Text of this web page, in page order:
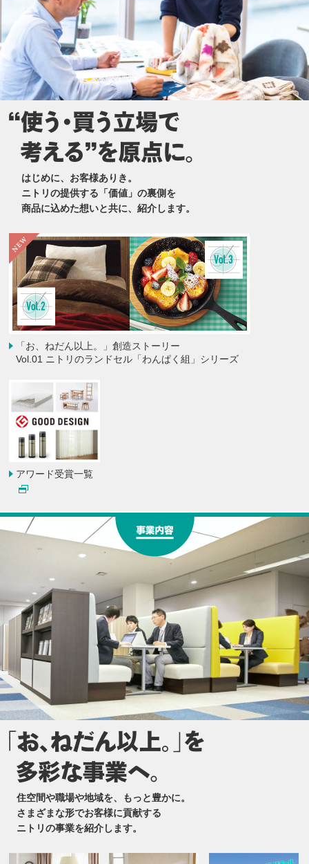
はじめに、お客様ありき。
ニトリの提供する「価値」の裏側を
商品に込めた想いと共に、紹介します。
「お、ねだん以上。」創造ストーリー
Vol.01 ニトリのランドセル「わんぱく組」シリーズ
アワード受賞一覧
住空間や職場や地域を、もっと豊かに。
さまざまな形でお客様に貢献する
ニトリの事業を紹介します。